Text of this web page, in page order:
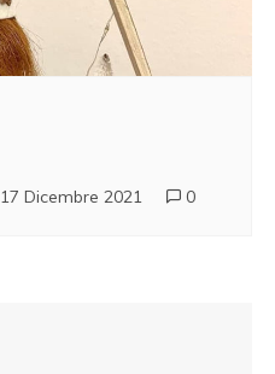
17 Dicembre 2021 0